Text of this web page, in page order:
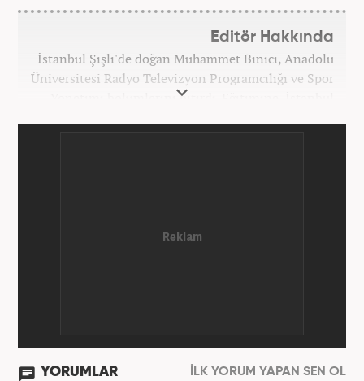
Editör Hakkında
İstanbul Şişli'de doğan Muhammet Binici, Anadolu
Üniversitesi Radyo Televizyon Programcılığı ve Spor
Yönetimi bölümlerini bitirdi. Eğitimine, İstanbul
'Gündem Editörü' olarak görevine devam
YORUMLAR İLK YORUM YAPAN SEN OL